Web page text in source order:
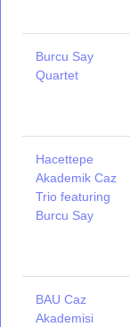
Burcu Say
Quartet
Hacettepe
Akademik Caz
Trio featuring
Burcu Say
BAU Caz
Akademisi